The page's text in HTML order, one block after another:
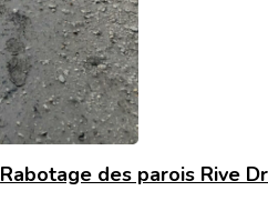
Rabotage des parois Rive